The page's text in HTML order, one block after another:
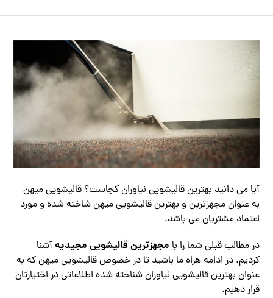
آیا می دانید بهترین قالیشویی نیاوران کجاست؟ قالیشویی میهن
به عنوان مجهزترین و بهترین قالیشویی میهن شاخته شده و مورد
اعتماد مشتریان می باشد.
در مطالب قبلی شما را با مجهزترین قالیشویی مجیدیهآشنا
کردیم. در ادامه هراه ما باشید تا در خصوص قالیشویی میهن که به
عنوان بهترین قالیشویی نیاوران شناخته شده اطلاعاتی در اختیارتان
قرار دهیم.